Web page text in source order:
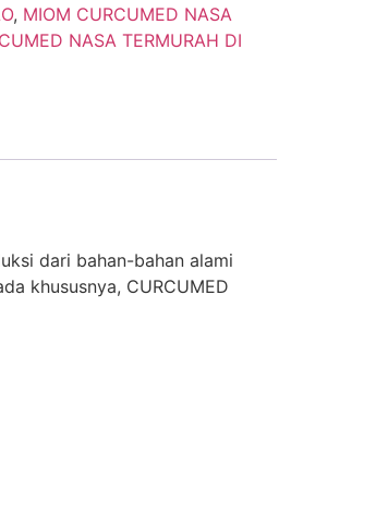
, MIOM CURCUMED NASA
NASA TERMURAH DI
dari bahan-bahan alami
khususnya, CURCUMED